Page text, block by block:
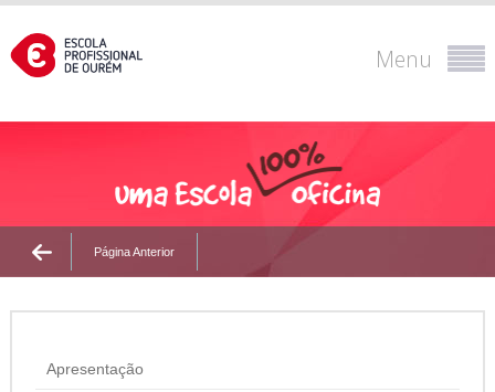
Menu
Página Anterior
Apresentação